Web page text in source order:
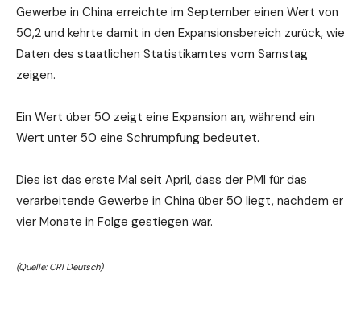
Gewerbe in China erreichte im September einen Wert von
50,2 und kehrte damit in den Expansionsbereich zurück, wie
Daten des staatlichen Statistikamtes vom Samstag
zeigen.
Ein Wert über 50 zeigt eine Expansion an, während ein
Wert unter 50 eine Schrumpfung bedeutet.
Dies ist das erste Mal seit April, dass der PMI für das
verarbeitende Gewerbe in China über 50 liegt, nachdem er
vier Monate in Folge gestiegen war.
(Quelle: CRI Deutsch)